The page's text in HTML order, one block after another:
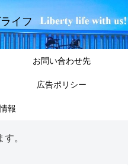
イフ
お問い合わせ先
広告ポリシー
報
。